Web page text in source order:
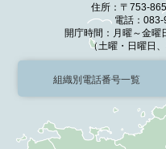
住所：〒753-
電話：083-
開庁時間：月曜～金曜
（土曜・日曜日
組織別電話番号一覧